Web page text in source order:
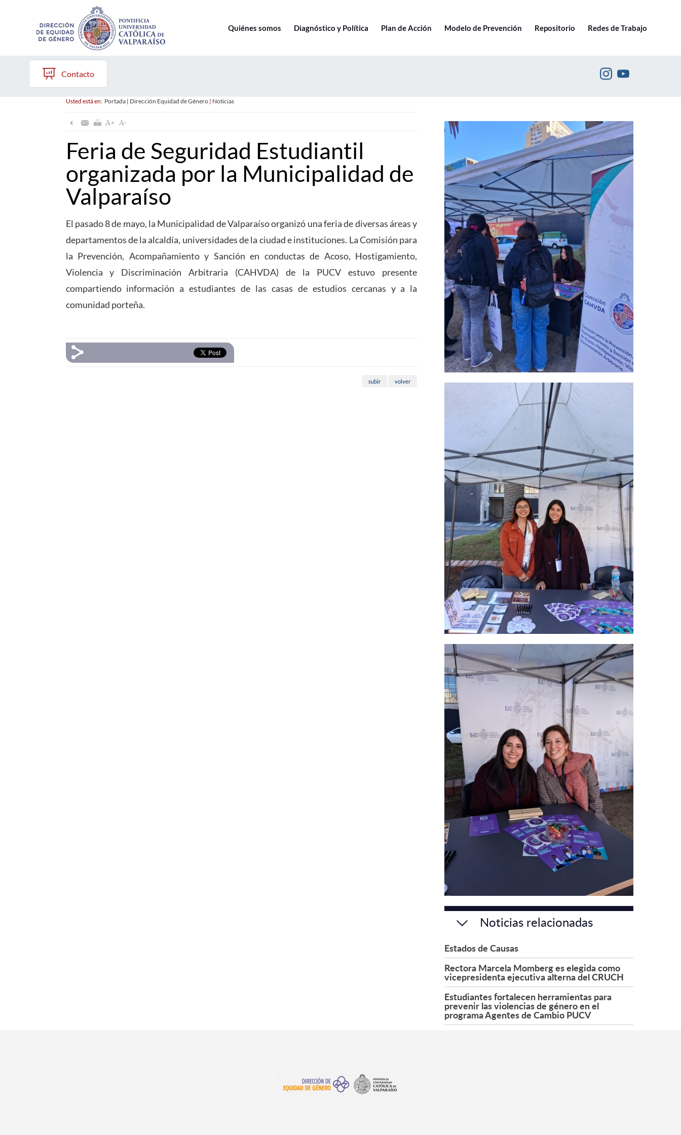
Quiénes somos Diagnóstico y Política Plan de Acción Modelo de Prevención Repositorio Redes de Trabajo
Contacto
Usted está en: Portada| Dirección Equidad de Género| Noticias
Feria de Seguridad Estudiantil
organizada por la Municipalidad de
Valparaíso
El pasado 8 de mayo, la Municipalidad de Valparaíso organizó una feria de diversas áreas y
departamentos de la alcaldía, universidades de la ciudad e instituciones. La Comisión para
la Prevención, Acompañamiento y Sanción en conductas de Acoso, Hostigamiento,
Violencia y Discriminación Arbitraria (CAHVDA) de la PUCV estuvo presente
compartiendo informacióna estudiantes de las casas de estudios cercanas y a la
comunidad porteña.
subir volver
Noticias relacionadas
Estados de Causas
Rectora Marcela Momberg es elegida como
vicepresidenta ejecutiva alterna del CRUCH
Estudiantes fortalecen herramientas para
prevenir las violencias de género en el
programa Agentes de Cambio PUCV